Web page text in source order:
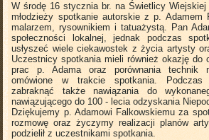
W środę 16 stycznia br. na Świetlicy Wiejskiej
młodzieży spotkanie autorskie z p. Adamem
malarzem, rysownikiem i tatuażystą. Pan
społeczności lokalnej, jednak podczas
usłyszeć wiele ciekawostek z życia artysty
Uczestnicy spotkania mieli również okazję do
prac p. Adama oraz porównania technik
omówione w trakcie spotkania. Podczas
zabraknąć także nawiązania do
nawiązującego do 100 - lecia odzyskania
Dziękujemy p. Adamowi Falkowskiemu za
rozmowę oraz życzymy realizacji planów
podzielił z uczestnikami spotkania.